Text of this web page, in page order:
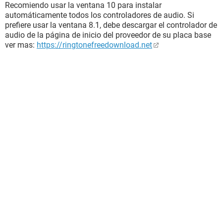
Recomiendo usar la ventana 10 para instalar
automáticamente todos los controladores de audio. Si
prefiere usar la ventana 8.1, debe descargar el controlador de
audio de la página de inicio del proveedor de su placa base
ver mas: https://ringtonefreedownload.net